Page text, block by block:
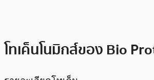
โทเค็นโนมิกส์ของ Bio